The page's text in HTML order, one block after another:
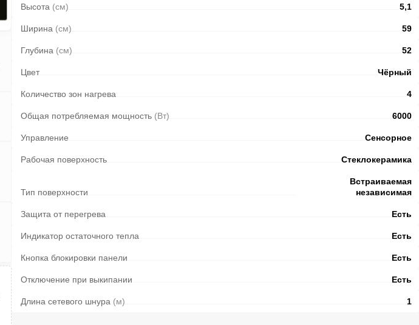
Высота (см) 5,1
Ширина (см) 59
Глубина (см) 52
Цвет Чёрный
Количество зон нагрева 4
Общая потребляемая мощность (Вт) 6000
Управление Сенсорное
Рабочая поверхность Стеклокерамика
Тип поверхности
Встраиваемая
независимая
Защита от перегрева Есть
Индикатор остаточного тепла Есть
Кнопка блокировки панели Есть
Отключение при выкипании Есть
Длина сетевого шнура (м) 1